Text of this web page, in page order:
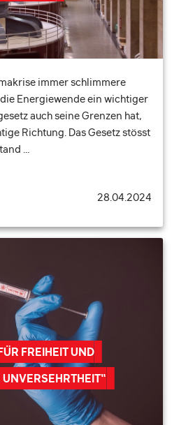
immer schlimmere
Energiewende ein wichtiger
auch seine Grenzen hat,
Richtung. Das Gesetz stösst
…
28.04.2024
FREIHEIT UND
UNVERSEHRTHEIT“